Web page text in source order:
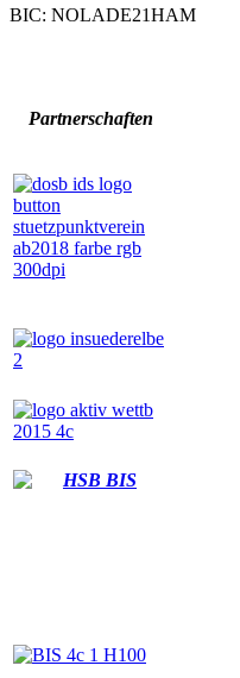
BIC: NOLADE21HAM
Partnerschaften